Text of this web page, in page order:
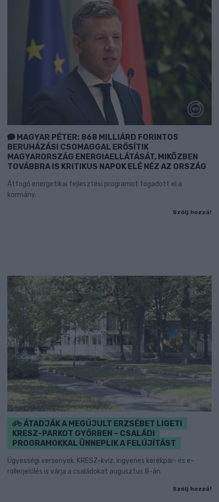
MAGYAR PÉTER: 868 MILLIÁRD FORINTOS
BERUHÁZÁSI CSOMAGGAL ERŐSÍTIK
MAGYARORSZÁG ENERGIAELLÁTÁSÁT, MIKÖZBEN
TOVÁBBRA IS KRITIKUS NAPOK ELÉ NÉZ AZ ORSZÁG
Átfogó energetikai fejlesztési programot fogadott el a
kormány.
Szólj hozzá!
ÁTADJÁK A MEGÚJULT ERZSÉBET LIGETI
KRESZ-PARKOT GYŐRBEN – CSALÁDI
PROGRAMOKKAL ÜNNEPLIK A FELÚJÍTÁST
Ügyességi versenyek, KRESZ-kvíz, ingyenes kerékpár- és e-
rollerjelölés is várja a családokat augusztus 8-án.
Szólj hozzá!